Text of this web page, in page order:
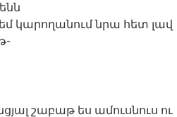
կարողանում նրա հետ լավ
շաբաթ ես ամուսնուս ու